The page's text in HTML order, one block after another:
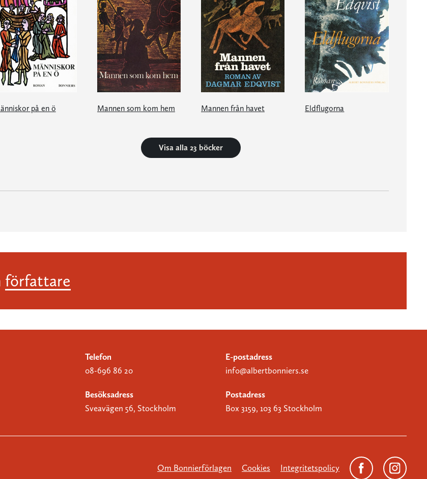
på en ö Mannen som kom hem Mannen från havet Eldflugorna
Visa alla 23 böcker
författare
Telefon
08-696 86 20
E-postadress
info@albertbonniers.se
Besöksadress
Sveavägen 56, Stockholm
Postadress
Box 3159, 103 63 Stockholm
Om Bonnierförlagen Cookies Integritetspolicy